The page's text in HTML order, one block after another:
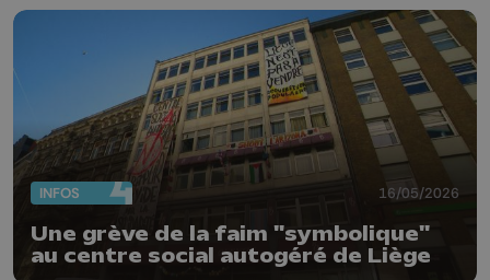
INFOS 16/05/2026
Une grève de la faim "symbolique"
au centre social autogéré de Liège